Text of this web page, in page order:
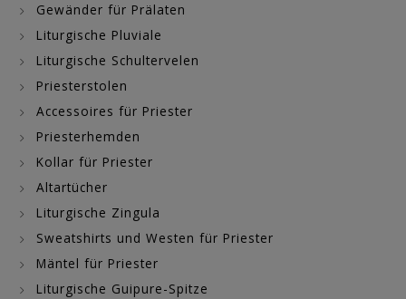
Gewänder für Prälaten
Liturgische Pluviale
Liturgische Schultervelen
Priesterstolen
Accessoires für Priester
Priesterhemden
Kollar für Priester
Altartücher
Liturgische Zingula
Sweatshirts und Westen für Priester
Mäntel für Priester
Liturgische Guipure-Spitze